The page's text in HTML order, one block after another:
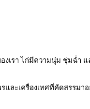
เรา ไก่มีความนุ่ม ชุ่มฉ่
ละเครื่องเทศที่คัดสรรม